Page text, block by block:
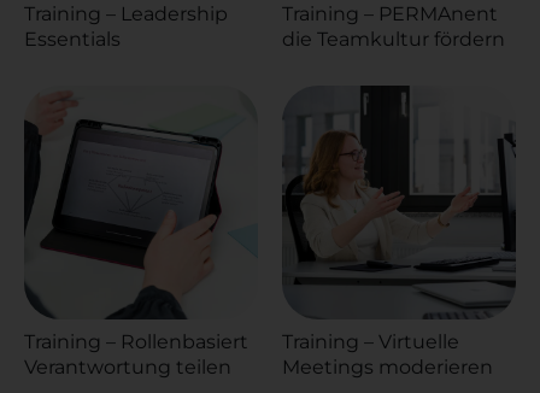
Training – Leadership
Essentials
Training – PERMAnent
die Teamkultur fördern
Training – Rollenbasiert
Verantwortung teilen
Training – Virtuelle
Meetings moderieren